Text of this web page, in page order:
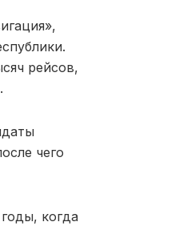
рейсов,
чего
когда